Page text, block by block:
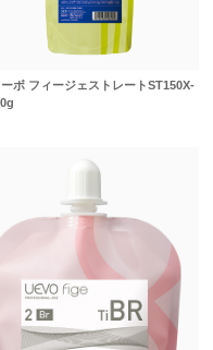
ボ フィージェストレートST150X-